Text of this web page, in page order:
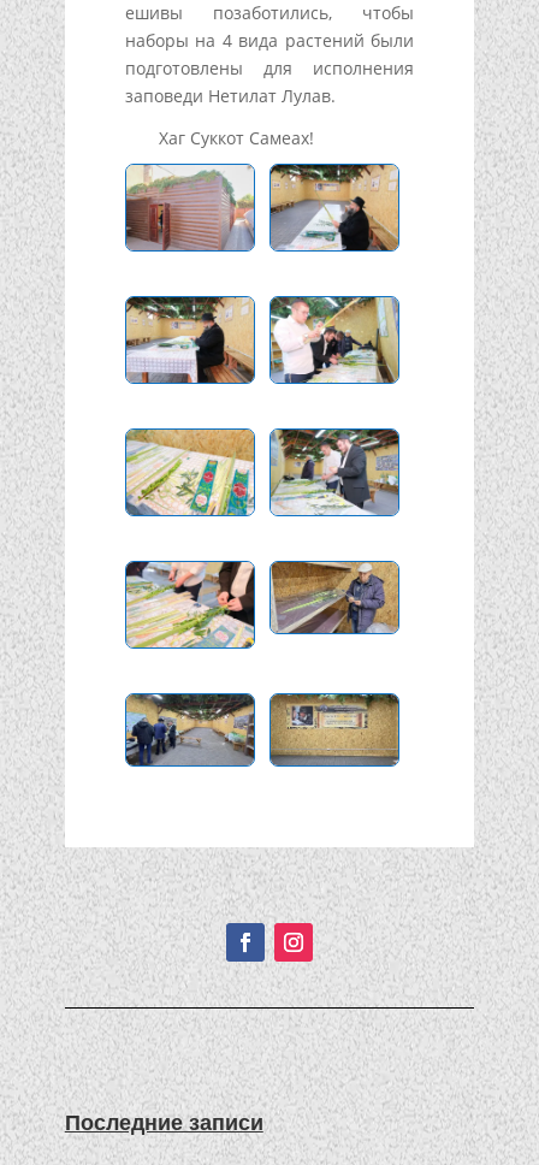
ешивы позаботились, чтобы
наборы на 4 вида растений были
подготовлены для исполнения
заповеди Нетилат Лулав.
Хаг Суккот Самеах!
Подписывайтесь!
Последние записи